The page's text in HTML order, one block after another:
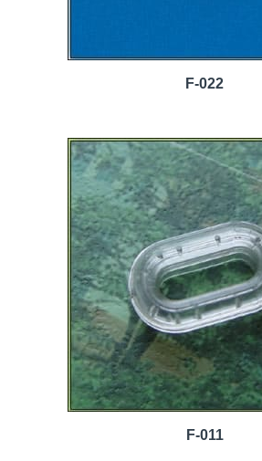
F-022
F-011